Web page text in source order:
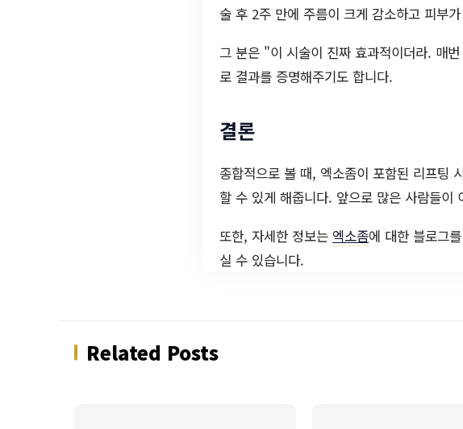
술 후 2주 만에 주름이 크게 감소하고 피부
그 분은 "이 시술이 진짜 효과적이더라. 매
로 결과를 증명해주기도 합니다.
결론
종합적으로 볼 때, 엑소좀이 포함된 리프팅
할 수 있게 해줍니다. 앞으로 많은 사람들이
또한, 자세한 정보는 엑소좀에 대한 블로그
실 수 있습니다.
Related Posts